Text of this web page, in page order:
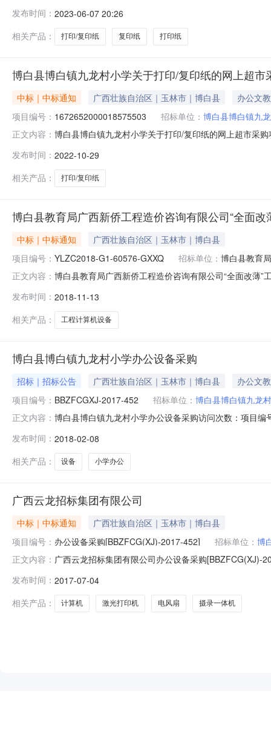
白纸青松70克A4-8包晨鸣青松567764301809箱
发布时间： 2023-06-07 20:26
相关产品：
打印/复印纸 复印纸 打印纸
博白县博白镇九龙村小学关于打印/复印纸的网上超市
中标｜中标通知 广西壮族自治区｜玉林市｜博白县
办公文教
项目编号： 1672652000018575503 招标单位： 博白县博白镇九
正文内容： 博白县博白镇九龙村小学关于打印/复印纸的网上超市采
荣项目联系电话:13635050225采购计划信息：序号采购
发布时间： 2022-10-29
相关产品：
打印/复印纸
博白县教育局广西新侨工程造价咨询有限公司“全面
中标｜中标通知
广西壮族自治区｜玉林市｜博白县
项目编号： YLZC2018-G1-60576-GXXQ 招标单位： 博白县教育局
正文内容： 博白县教育局广西新侨工程造价咨询有限公司“全面改薄
及软件采购单位博白县教育局行政区域博白县公告时间
发布时间： 2018-11-13
相关产品：
工程计算机设备
博白县博白镇九龙村小学办公设备采购
招标｜招标公告 广西壮族自治区｜玉林市｜博白县
办公文教
项目编号： BBZFCGXJ-2017-452 招标单位： 博白县博白镇九龙
正文内容： 博白县博白镇九龙村小学办公设备采购访问次数：项目
3.875合同金额（万元）：3.868合同签订日期：2017-
发布时间： 2018-02-08
相关产品：
设备 小学办公
广西云龙招标集团有限公司
中标｜中标通知
广西壮族自治区｜玉林市｜博白县
项目编号： 办公设备采购[BBZFCG(XJ)-2017-452] 招标单位： 博
正文内容： 广西云龙招标集团有限公司办公设备采购
式进行采购，现就本次询价的成交结果公告如下：一、
发布时间： 2017-07-04
相关产品：
计算机 激光打印机 电风扇 摄录一体机